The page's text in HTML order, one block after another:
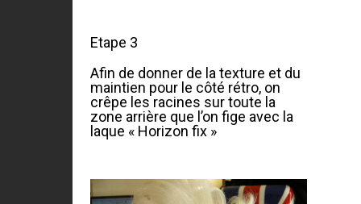
Etape 3
Afin de donner de la texture et du
maintien pour le côté rétro, on
crêpe les racines sur toute la
zone arrière que l’on fige avec la
laque « Horizon fix »